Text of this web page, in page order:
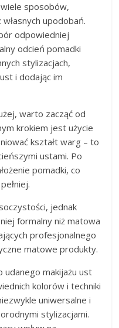
sposobów,
upodobań.
odpowiedniej
odcień pomadki
stylizacjach,
i dodając im
warto zacząć od
krokiem jest użycie
kształt warg – to
ustami. Po
pomadki, co
jednak
formalny niż matowa
profesjonalnego
matowe produkty.
udanego makijażu ust
kolorów i techniki
uniwersalne i
stylizacjami.